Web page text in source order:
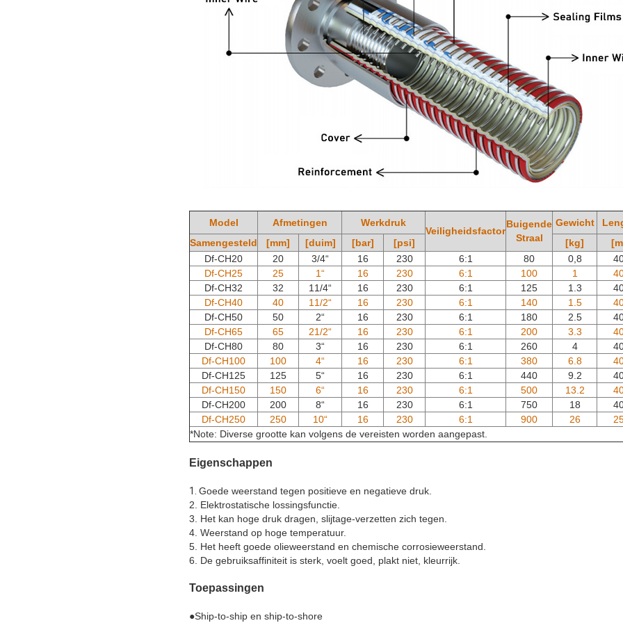
Model Afmetingen Werkdruk
Veiligheidsfactor
Buigende
Straal
Gewicht
Samengesteld
[mm] [duim] [bar] [psi] [kg]
Df-CH20
20 3/4“ 16 230 6:1 80 0,8
Df-CH25
25 1“ 16 230 6:1 100 1
Df-CH32
32 11/4“ 16 230 6:1 125 1.3
Df-CH40
40 11/2“ 16 230 6:1 140 1.5
Df-CH50
50 2“ 16 230 6:1 180 2.5
Df-CH65
65 21/2“ 16 230 6:1 200 3.3
Df-CH80
80 3“ 16 230 6:1 260 4
Df-CH100
100 4“ 16 230 6:1 380 6.8
Df-CH125
125 5“ 16 230 6:1 440 9.2
Df-CH150
150 6“ 16 230 6:1 500 13.2
Df-CH200
200 8“ 16 230 6:1 750 18
Df-CH250
250 10“ 16 230 6:1 900 26
*Note: Diverse grootte kan volgens de vereisten worden aangepast.
Eigenschappen
1. Goede weerstand tegen positieve en negatieve druk.
2. Elektrostatische lossingsfunctie.
3. Het kan hoge druk dragen, slijtage-verzetten zich tegen.
4. Weerstand op hoge temperatuur.
5. Het heeft goede olieweerstand en chemische corrosieweerstand.
6. De gebruiksaffiniteit is sterk, voelt goed, plakt niet, kleurrijk.
Toepassingen
●Ship-to-ship en ship-to-shore